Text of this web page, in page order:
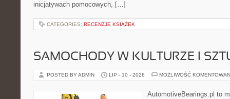
inicjatywach pomocowych, […]
CATEGORIES: RECENZJE KSIĄŻEK
SAMOCHODY W KULTURZE I
POSTED BY ADMIN LIP - 10 - 2026 MOŻLIWOŚĆ
AutomotiveBearings.pl to